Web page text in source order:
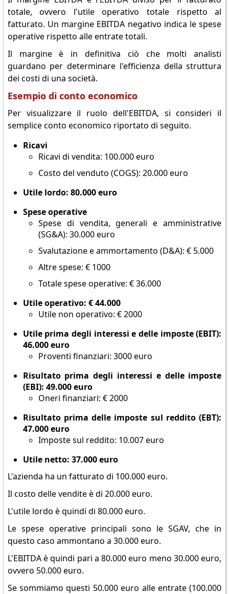
totale, ovvero l'utile operativo totale rispetto al
fatturato. Un margine EBITDA negativo indica le spese
operative rispetto alle entrate totali.
Il margine è in definitiva ciò che molti analisti
guardano per determinare l'efficienza della struttura
dei costi di una società.
Esempio di conto economico
Per visualizzare il ruolo dell'EBITDA, si consideri il
semplice conto economico riportato di seguito.
Ricavi
Ricavi di vendita: 100.000 euro
Costo del venduto (COGS): 20.000 euro
Utile lordo: 80.000 euro
Spese operative
Spese di vendita, generali e amministrative
(SG&A): 30.000 euro
Svalutazione e ammortamento (D&A): € 5.000
Altre spese: € 1000
Totale spese operative: € 36.000
Utile operativo: € 44.000
Utile non operativo: € 2000
Utile prima degli interessi e delle imposte (EBIT):
46.000 euro
Proventi finanziari: 3000 euro
Risultato prima degli interessi e delle imposte
(EBI): 49.000 euro
Oneri finanziari: € 2000
Risultato prima delle imposte sul reddito (EBT):
47.000 euro
Imposte sul reddito: 10.007 euro
Utile netto: 37.000 euro
L'azienda ha un fatturato di 100.000 euro.
Il costo delle vendite è di 20.000 euro.
L'utile lordo è quindi di 80.000 euro.
Le spese operative principali sono le SGAV, che in
questo caso ammontano a 30.000 euro.
L'EBITDA è quindi pari a 80.000 euro meno 30.000 euro,
ovvero 50.000 euro.
Se sommiamo questi 50.000 euro alle entrate (100.000